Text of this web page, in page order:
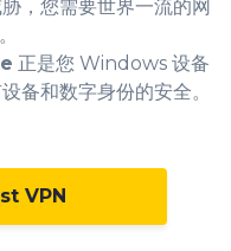
，您需要世界一流的网
正是您 Windows 设备
备和数字身份的安全。
VPN